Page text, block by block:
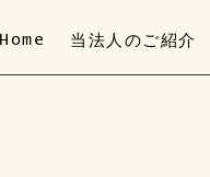
Home 当法人のご紹介